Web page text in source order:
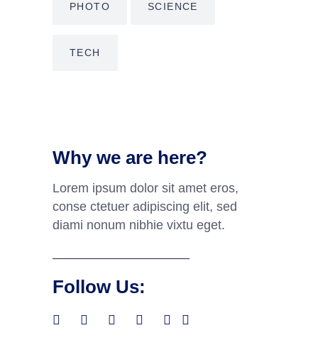
PHOTO SCIENCE
TECH
Why we are here?
Lorem ipsum dolor sit amet eros,
conse ctetuer adipiscing elit, sed
diami nonum nibhie vixtu eget.
Follow Us: